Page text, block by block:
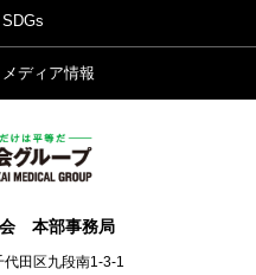
SDGs
メディア情報
会 本部事務局
田区九段南1-3-1